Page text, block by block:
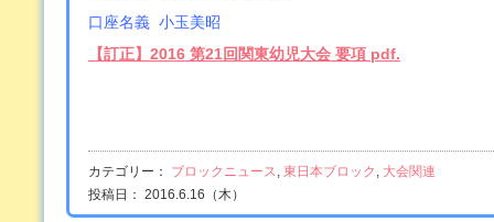
口座名義 小玉美昭
【訂正】2016 第21回関東幼児大会 要項 pdf.
カテゴリー： ブロックニュース, 東日本ブロック , 大会関連
投稿日： 2016.6.16（木）